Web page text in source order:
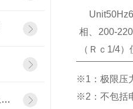
URAS-TECHNO村上精机
相、200-
（Ｒｃ1/4
※1 ：极限
※2 ：不包